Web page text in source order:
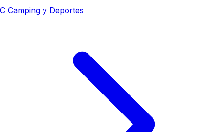
C Camping y Deportes